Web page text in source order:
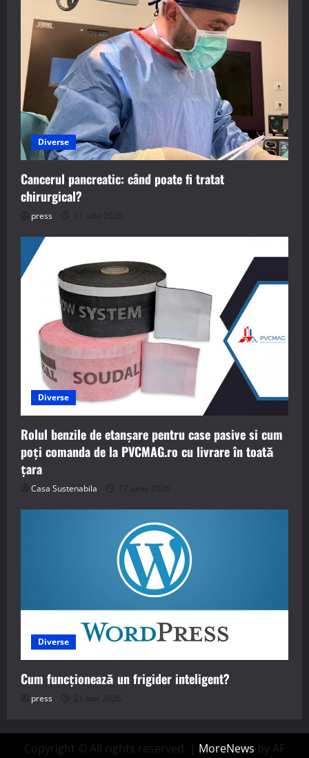
Diverse
Cancerul pancreatic: când poate fi tratat
chirurgical?
press 31 iulie 2026
Diverse
Rolul benzile de etanșare pentru case pasive si cum
poți comanda de la PVCMAG.ro cu livrare în toată
țara
Casa Sustenabila 17 iunie 2026
Diverse
Cum funcționează un frigider inteligent?
press 21 mai 2026
Copyright © All rights reserved. | MoreNews by AF